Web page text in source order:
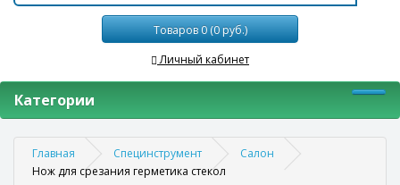
Товаров 0 (0 руб.)
Личный кабинет
Категории
Главная Специнструмент
Салон
Нож для срезания герметика стекол